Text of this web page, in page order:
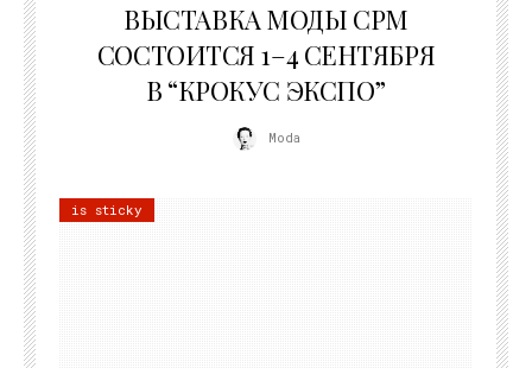
ВЫСТАВКА МОДЫ CPM
СОСТОИТСЯ 1–4 СЕНТЯБРЯ
В “КРОКУС ЭКСПО”
Moda
is sticky